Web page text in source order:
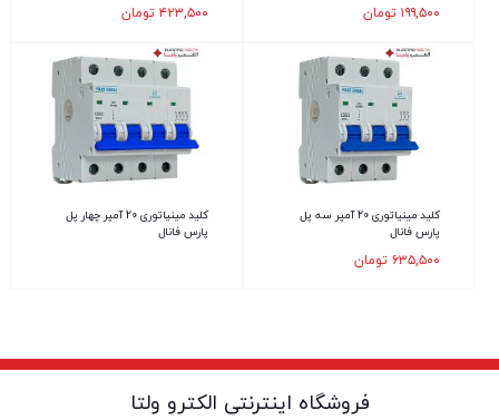
۱۹۹,۵۰۰ تومان ۴۲۳,۵۰۰ تومان
کلید مینیاتوری 20 آمپر سه پل
پارس فانال
۶۳۵,۵۰۰ تومان
کلید مینیاتوری 20 آمپر چهار پل
پارس فانال
فروشگاه اینترنتی الکترو ولتا